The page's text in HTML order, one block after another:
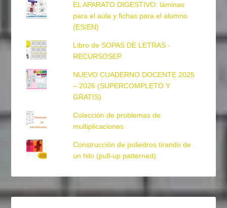
EL APARATO DIGESTIVO: láminas
para el aula y fichas para el alumno
(ES/EN)
Libro de SOPAS DE LETRAS -
RECURSOSEP
NUEVO CUADERNO DOCENTE 2025
– 2026 (SUPERCOMPLETO Y
GRATIS)
Colección de problemas de
multiplicaciones
Construcción de poliedros tirando de
un hilo (pull-up patterned)